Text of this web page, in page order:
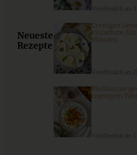
Vegetarischer Möhren-Tomaten-
Schweizer Wurstsalat mit Käse -
Minuten auf dem Tisch!
Neueste
Rezepte
Cremiges
einfachste
Minuten
Mediterran
cremigem